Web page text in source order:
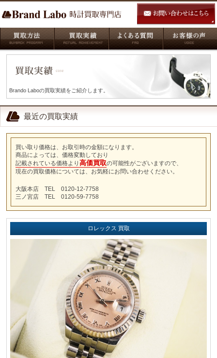
Brando Laboの買取実績をご紹介します。
最近の買取実績
買い取り価格は、お取引時の金額になります。
商品によっては、価格変動しており
記載されている価格より 高価買取の可能性がございますので、
現在の買取価格については、お気軽にお問い合わせください。
大阪本店 TEL 0120-12-7758
三ノ宮店 TEL 0120-59-7758
ロレックス 買取